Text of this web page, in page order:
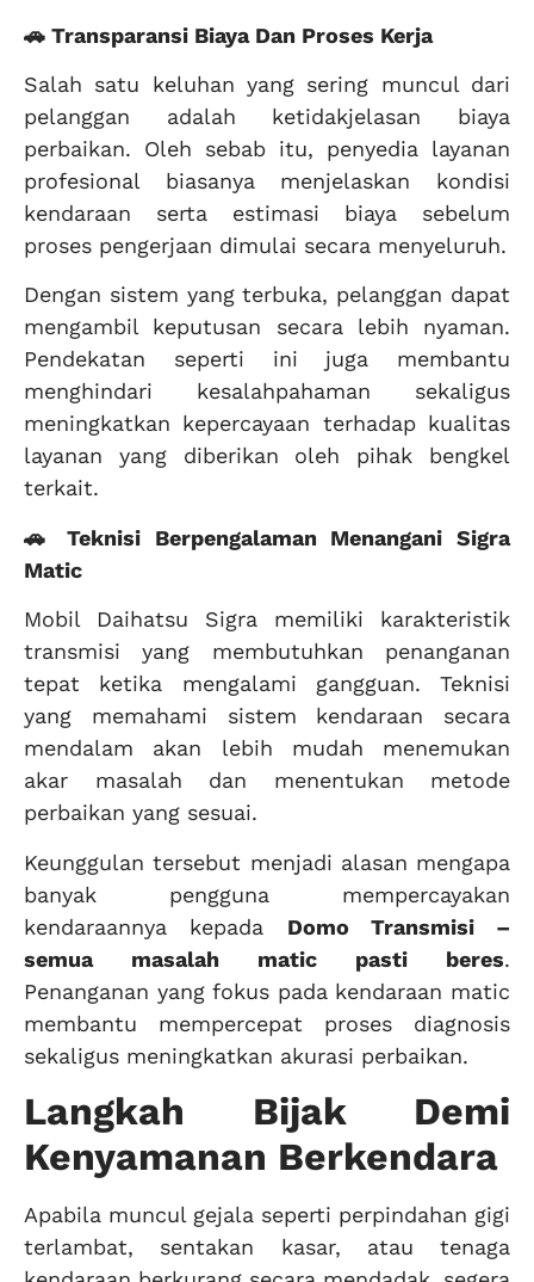
🚗 Transparansi Biaya Dan Proses Kerja
Salah satu keluhan yang sering muncul dari
pelanggan adalah ketidakjelasan biaya
perbaikan. Oleh sebab itu, penyedia layanan
profesional biasanya menjelaskan kondisi
kendaraan serta estimasi biaya sebelum
proses pengerjaan dimulai secara menyeluruh.
Dengan sistem yang terbuka, pelanggan dapat
mengambil keputusan secara lebih nyaman.
Pendekatan seperti ini juga membantu
menghindari kesalahpahaman sekaligus
meningkatkan kepercayaan terhadap kualitas
layanan yang diberikan oleh pihak bengkel
terkait.
🚗 Teknisi Berpengalaman Menangani Sigra
Matic
Mobil Daihatsu Sigra memiliki karakteristik
transmisi yang membutuhkan penanganan
tepat ketika mengalami gangguan. Teknisi
yang memahami sistem kendaraan secara
mendalam akan lebih mudah menemukan
akar masalah dan menentukan metode
perbaikan yang sesuai.
Keunggulan tersebut menjadi alasan mengapa
banyak pengguna mempercayakan
kendaraannya kepada Domo Transmisi –
semua masalah matic pasti beres.
Penanganan yang fokus pada kendaraan matic
membantu mempercepat proses diagnosis
sekaligus meningkatkan akurasi perbaikan.
Langkah Bijak Demi
Kenyamanan Berkendara
Apabila muncul gejala seperti perpindahan gigi
terlambat, sentakan kasar, atau tenaga